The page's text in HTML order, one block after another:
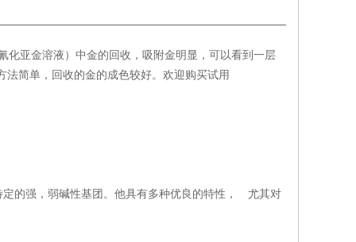
亚金溶液）中金的回收，吸附金明显，可以看到一层
简单，回收的金的成色较好。欢迎购买试用
的强，弱碱性基团。他具有多种优良的特性， 尤其对